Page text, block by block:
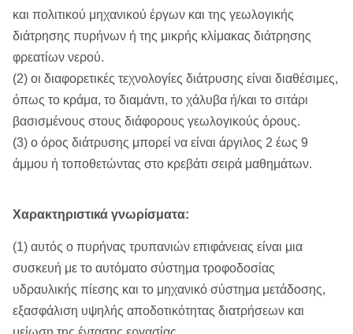
και πολιτικού μηχανικού έργων και της γεωλογικής
διάτρησης πυρήνων ή της μικρής κλίμακας διάτρησης
φρεατίων νερού.
(2) οι διαφορετικές τεχνολογίες διάτρυσης είναι διαθέσιμες,
όπως το κράμα, το διαμάντι, το χάλυβα ή/και το σιτάρι
βασισμένους στους διάφορους γεωλογικούς όρους.
(3) ο όρος διάτρυσης μπορεί να είναι άργιλος 2 έως 9
άμμου ή τοποθετώντας στο κρεβάτι σειρά μαθημάτων.
Χαρακτηριστικά γνωρίσματα:
(1) αυτός ο πυρήνας τρυπανιών επιφάνειας είναι μια
συσκευή με το αυτόματο σύστημα τροφοδοσίας
υδραυλικής πίεσης και το μηχανικό σύστημα μετάδοσης,
εξασφάλιση υψηλής αποδοτικότητας διατρήσεων και